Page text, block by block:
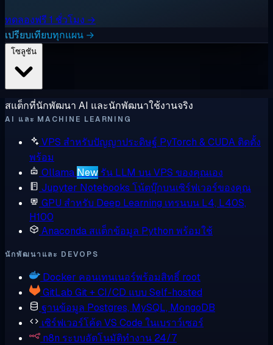
ทดลองฟรี 1 ชั่วโมง →
เปรียบเทียบทุกแผน →
สแต็กที่นักพัฒนา AI และนักพัฒนาใช้งานจริง
AI และ MACHINE LEARNING
VPS สำหรับปัญญาประดิษฐ์ PyTorch & CUDA ติดตั้ง
พร้อม
Ollama New รัน LLM บน VPS ของคุณเอง
Jupyter Notebooks โน้ตบุ๊กบนเซิร์ฟเวอร์ของคุณ
GPU สำหรับ Deep Learning เทรนบน L4, L40S,
H100
Anaconda สแต็กข้อมูล Python พร้อมใช้
นักพัฒนาและ DEVOPS
Docker คอนเทนเนอร์พร้อมสิทธิ์ root
GitLab Git + CI/CD แบบ Self-hosted
ฐานข้อมูล Postgres, MySQL, MongoDB
เซิร์ฟเวอร์โค้ดVS Code ในเบราว์เซอร์
n8n ระบบอัตโนมัติทำงาน 24/7